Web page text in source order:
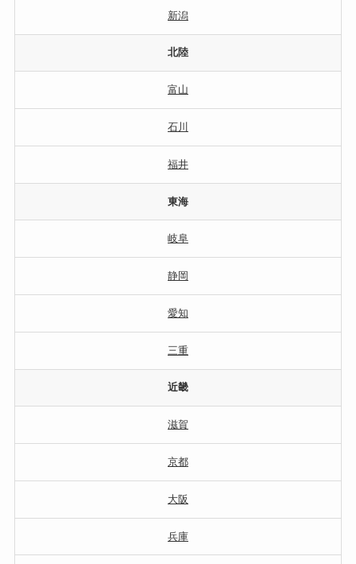
新潟
北陸
富山
石川
福井
東海
岐阜
静岡
愛知
三重
近畿
滋賀
京都
大阪
兵庫